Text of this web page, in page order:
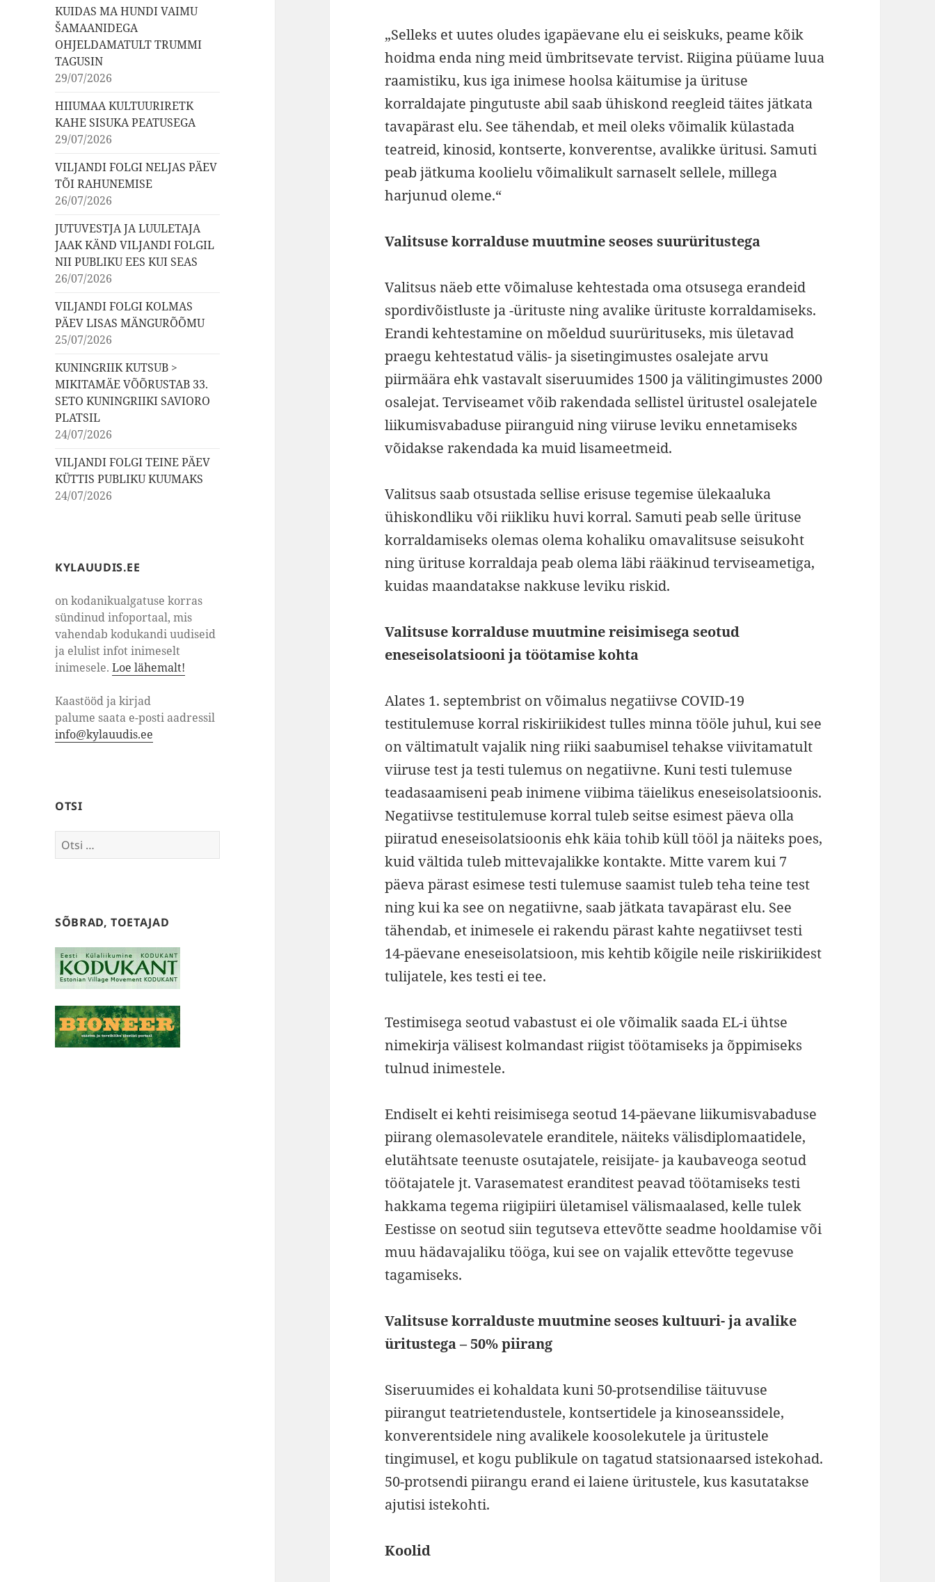
KUIDAS MA HUNDI VAIMU
ŠAMAANIDEGA
OHJELDAMATULT TRUMMI
TAGUSIN
29/07/2026
HIIUMAA KULTUURIRETK
KAHE SISUKA PEATUSEGA
29/07/2026
VILJANDI FOLGI NELJAS PÄEV
TÕI RAHUNEMISE
26/07/2026
JUTUVESTJA JA LUULETAJA
JAAK KÄND VILJANDI FOLGIL
NII PUBLIKU EES KUI SEAS
26/07/2026
VILJANDI FOLGI KOLMAS
PÄEV LISAS MÄNGURÕÕMU
25/07/2026
KUNINGRIIK KUTSUB >
MIKITAMÄE VÕÕRUSTAB 33.
SETO KUNINGRIIKI SAVIORO
PLATSIL
24/07/2026
VILJANDI FOLGI TEINE PÄEV
KÜTTIS PUBLIKU KUUMAKS
24/07/2026
KYLAUUDIS.EE
on kodanikualgatuse korras
sündinud infoportaal, mis
vahendab kodukandi uudiseid
ja elulist infot inimeselt
inimesele.Loe lähemalt!
Kaastööd ja kirjad
palume saata e-posti aadressil
info@kylauudis.ee
OTSI
Otsi:
SÕBRAD, TOETAJAD
„Selleks et uutes oludes igapäevane elu ei seiskuks, peame kõik
hoidma enda ning meid ümbritsevate tervist. Riigina püüame luua
raamistiku, kus iga inimese hoolsa käitumise ja ürituse
korraldajate pingutuste abil saab ühiskond reegleid täites jätkata
tavapärast elu. See tähendab, et meil oleks võimalik külastada
teatreid, kinosid, kontserte, konverentse, avalikke üritusi. Samuti
peab jätkuma koolielu võimalikult sarnaselt sellele, millega
harjunud oleme.“
Valitsuse korralduse muutmine seoses suurüritustega
Valitsus näeb ette võimaluse kehtestada oma otsusega erandeid
spordivõistluste ja -ürituste ning avalike ürituste korraldamiseks.
Erandi kehtestamine on mõeldud suurürituseks, mis ületavad
praegu kehtestatud välis- ja sisetingimustes osalejate arvu
piirmäära ehk vastavalt siseruumides 1500 ja välitingimustes 2000
osalejat. Terviseamet võib rakendada sellistel üritustel osalejatele
liikumisvabaduse piiranguid ning viiruse leviku ennetamiseks
võidakse rakendada ka muid lisameetmeid.
Valitsus saab otsustada sellise erisuse tegemise ülekaaluka
ühiskondliku või riikliku huvi korral. Samuti peab selle ürituse
korraldamiseks olemas olema kohaliku omavalitsuse seisukoht
ning ürituse korraldaja peab olema läbi rääkinud terviseametiga,
kuidas maandatakse nakkuse leviku riskid.
Valitsuse korralduse muutmine reisimisega seotud
eneseisolatsiooni ja töötamise kohta
Alates 1. septembrist on võimalus negatiivse COVID-19
testitulemuse korral riskiriikidest tulles minna tööle juhul, kui see
on vältimatult vajalik ning riiki saabumisel tehakse viivitamatult
viiruse test ja testi tulemus on negatiivne. Kuni testi tulemuse
teadasaamiseni peab inimene viibima täielikus eneseisolatsioonis.
Negatiivse testitulemuse korral tuleb seitse esimest päeva olla
piiratud eneseisolatsioonis ehk käia tohib küll tööl ja näiteks poes,
kuid vältida tuleb mittevajalikke kontakte. Mitte varem kui 7
päeva pärast esimese testi tulemuse saamist tuleb teha teine test
ning kui ka see on negatiivne, saab jätkata tavapärast elu. See
tähendab, et inimesele ei rakendu pärast kahte negatiivset testi
14-päevane eneseisolatsioon, mis kehtib kõigile neile riskiriikidest
tulijatele, kes testi ei tee.
Testimisega seotud vabastust ei ole võimalik saada EL-i ühtse
nimekirja välisest kolmandast riigist töötamiseks ja õppimiseks
tulnud inimestele.
Endiselt ei kehti reisimisega seotud 14-päevane liikumisvabaduse
piirang olemasolevatele eranditele, näiteks välisdiplomaatidele,
elutähtsate teenuste osutajatele, reisijate- ja kaubaveoga seotud
töötajatele jt. Varasematest eranditest peavad töötamiseks testi
hakkama tegema riigipiiri ületamisel välismaalased, kelle tulek
Eestisse on seotud siin tegutseva ettevõtte seadme hooldamise või
muu hädavajaliku tööga, kui see on vajalik ettevõtte tegevuse
tagamiseks.
Valitsuse korralduste muutmine seoses kultuuri- ja avalike
üritustega – 50% piirang
Siseruumides ei kohaldata kuni 50-protsendilise täituvuse
piirangut teatrietendustele, kontsertidele ja kinoseanssidele,
konverentsidele ning avalikele koosolekutele ja üritustele
tingimusel, et kogu publikule on tagatud statsionaarsed istekohad.
50-protsendi piirangu erand ei laiene üritustele, kus kasutatakse
ajutisi istekohti.
Koolid